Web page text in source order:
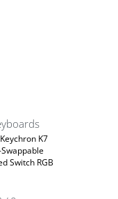
K7
Switch RGB